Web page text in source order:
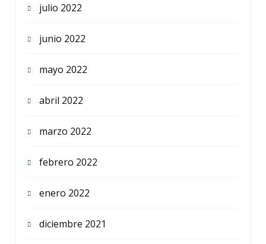
julio 2022
junio 2022
mayo 2022
abril 2022
marzo 2022
febrero 2022
enero 2022
diciembre 2021